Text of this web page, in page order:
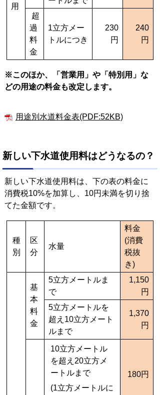
用
超
過
料
金
1立方メー
トルにつき
230
円
240
円
※このほか、「営業用」や「特別用」な
どの用途の料金も改定します。
用途別水道料金表(PDF:52KB)
新しい下水道使用料はどうなるの？
新しい下水道使用料は、下の表の料金に
消費税10%を加算し、10円未満を切り捨
てた金額です。
種
別
区
分
水量
料金
(消費
税抜
き)
基
本
料
金
5立方メートルま
で
1,150
円
5立方メートルを
超え10立方メート
ルまで
1,370
円
10立方メートル
を超え20立方メ
ートルまで
(1立方メートルに
180円